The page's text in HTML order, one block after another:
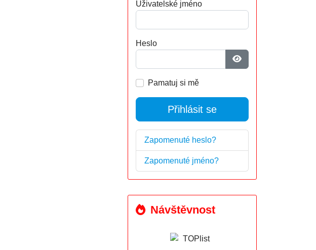
Uživatelské jméno
Heslo
Zobrazit heslo
Pamatuj si mě
Přihlásit se
Zapomenuté heslo?
Zapomenuté jméno?
Návštěvnost